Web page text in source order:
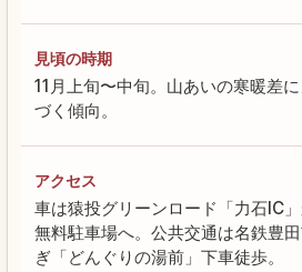
見頃の時期
11月上旬〜中旬。山あいの寒暖差
づく傾向。
アクセス
車は猿投グリーンロード「力石IC
無料駐車場へ。公共交通は名鉄豊
ぎ「どんぐりの湯前」下車徒歩。